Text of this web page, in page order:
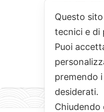
Questo
tecnici e di
Puoi
premendo
desiderati.
Chiudendo